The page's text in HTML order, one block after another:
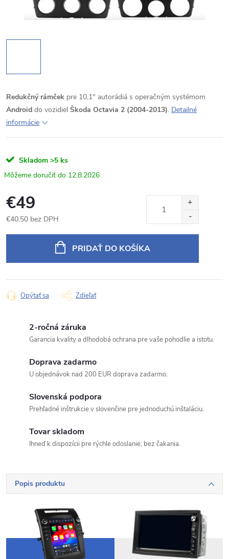
Redukčný rámček pre 10,1" autorádiá s operačným systémom
Android do vozidiel Škoda Octavia 2 (2004-2013). Detailné
informácie
Skladom >5 ks
12.8.2026
€49
€40,50 bez DPH
PRIDAŤ DO KOŠÍKA
Opýtať sa Zdieľať
2-ročná záruka
Garancia kvality a dlhodobá ochrana pre vaše pohodlie a istotu.
Doprava zadarmo
U objednávok nad 200 EUR doprava zadarmo.
Slovenská podpora
Prehľadné inštrukcie v slovenčine pre jednoduchú inštaláciu.
Tovar skladom
Ihneď k dispozícii pre rýchle odoslanie, bez čakania.
Popis produktu